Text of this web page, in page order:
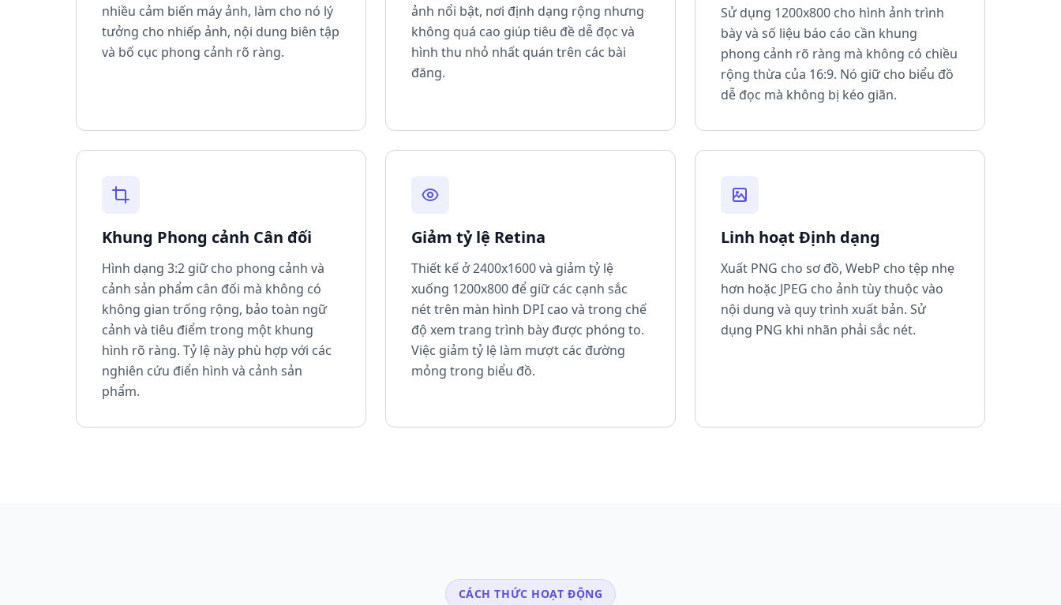
nhiều cảm biến máy ảnh, làm cho nó lý
tưởng cho nhiếp ảnh, nội dung biên tập
và bố cục phong cảnh rõ ràng.
ảnh nổi bật, nơi định dạng rộng nhưng
không quá cao giúp tiêu đề dễ đọc và
hình thu nhỏ nhất quán trên các bài
đăng.
Sử dụng 1200x800 cho hình ảnh trình
bày và số liệu báo cáo cần khung
phong cảnh rõ ràng mà không có chiều
rộng thừa của 16:9. Nó giữ cho biểu đồ
dễ đọc mà không bị kéo giãn.
Khung Phong cảnh Cân đối
Hình dạng 3:2 giữ cho phong cảnh và
cảnh sản phẩm cân đối mà không có
không gian trống rộng, bảo toàn ngữ
cảnh và tiêu điểm trong một khung
hình rõ ràng. Tỷ lệ này phù hợp với các
nghiên cứu điển hình và cảnh sản
phẩm.
Giảm tỷ lệ Retina
Thiết kế ở 2400x1600 và giảm tỷ lệ
xuống 1200x800 để giữ các cạnh sắc
nét trên màn hình DPI cao và trong chế
độ xem trang trình bày được phóng to.
Việc giảm tỷ lệ làm mượt các đường
mỏng trong biểu đồ.
Linh hoạt Định dạng
Xuất PNG cho sơ đồ, WebP cho tệp nhẹ
hơn hoặc JPEG cho ảnh tùy thuộc vào
nội dung và quy trình xuất bản. Sử
dụng PNG khi nhãn phải sắc nét.
CÁCH THỨC HOẠT ĐỘNG